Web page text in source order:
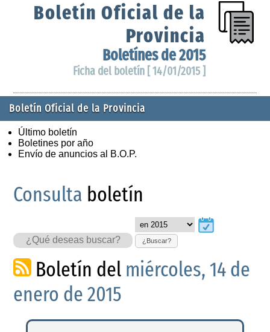
Boletín Oficial de la
Provincia
Boletínes de 2015
Ficha del boletín [ 14/01/2015 ]
Boletín Oficial de la Provincia
Último boletín
Boletines por año
Envío de anuncios al B.O.P.
Consulta boletín
¿Buscar?
Boletín del miércoles, 14 de
enero de 2015